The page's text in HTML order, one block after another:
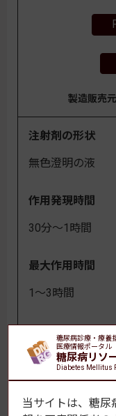
製造販売
注射剤の形状
無色澄明の液
作用発現時間
30分～1時間
最大作用時間
1～3時間
5～7時間
使用期限
糖尿病診療・療養
医療情報ポータル
糖尿病リソ
Diabetes Mellitus
当サイトは、糖尿